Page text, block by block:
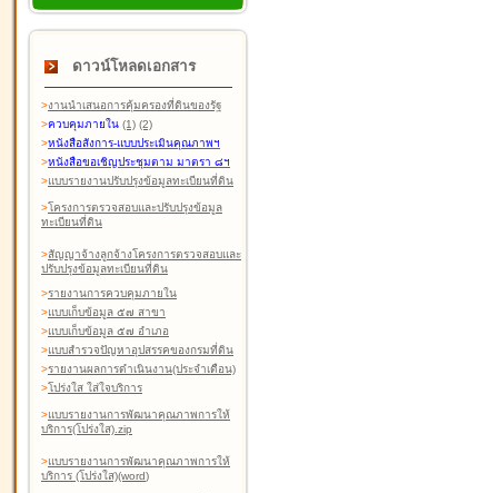
ดาวน์โหลดเอกสาร
>งานนำเสนอการคุ้มครองที่ดินของรัฐ
>ควบคุมภายใน (1) (2)
>หนังสือสังการ-แบบประเมินคุณภาพฯ
>หนังสือขอเชิญประชุมตาม มาตรา ๘ฯ
>แบบรายงานปรับปรุงข้อมูลทะเบียนที่ดิน
>โครงการตรวจสอบและปรับปรุงข้อมูล
ทะเบียนที่ดิน
>สัญญาจ้างลูกจ้างโครงการตรวจสอบและ
ปรับปรุงข้อมูลทะเบียนที่ดิน
>รายงานการควบคุมภายใน
>แบบเก็บข้อมูล ๕๗ สาขา
>แบบเก็บข้อมูล ๕๗ อำเภอ
>แบบสำรวจปัญหาอุปสรรคของกรมที่ดิน
>รายงานผลการดำเนินงาน(ประจำเดือน)
>โปร่งใส ใส่ใจบริการ
>แบบรายงานการพัฒนาคุณภาพการให้
บริการ(โปร่งใส).zip
>แบบรายงานการพัฒนาคุณภาพการให้
บริการ (โปร่งใส)(word)